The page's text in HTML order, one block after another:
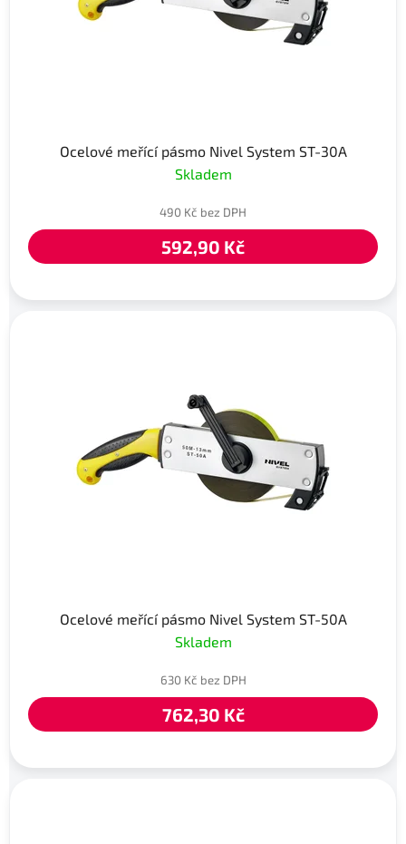
Ocelové meřící pásmo Nivel System ST-30A
Skladem
490 Kč bez DPH
592,90 Kč
Ocelové meřící pásmo Nivel System ST-50A
Skladem
630 Kč bez DPH
762,30 Kč